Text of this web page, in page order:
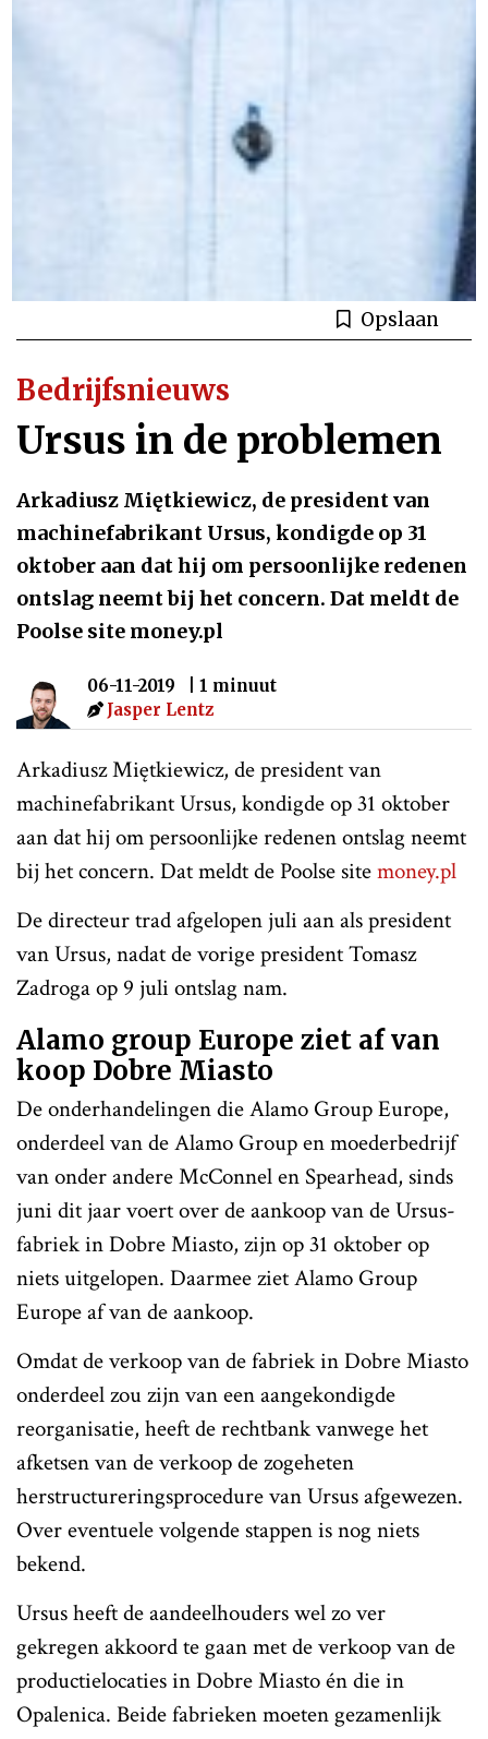
Opslaan
Bedrijfsnieuws
Ursus in de problemen
Arkadiusz Miętkiewicz, de president van
machinefabrikant Ursus, kondigde op 31
oktober aan dat hij om persoonlijke redenen
ontslag neemt bij het concern. Dat meldt de
Poolse site money.pl
06-11-2019
| 1 minuut
Jasper Lentz
Arkadiusz Miętkiewicz, de president van
machinefabrikant Ursus, kondigde op 31 oktober
aan dat hij om persoonlijke redenen ontslag neemt
bij het concern. Dat meldt de Poolse sitemoney.pl
De directeur trad afgelopen juli aan als president
van Ursus, nadat de vorige president Tomasz
Zadroga op 9 juli ontslag nam.
Alamo group Europe ziet af van
koop Dobre Miasto
De onderhandelingen die Alamo Group Europe,
onderdeel van de Alamo Group en moederbedrijf
van onder andere McConnel en Spearhead, sinds
juni dit jaar voert over de aankoop van de Ursus-
fabriek in Dobre Miasto, zijn op 31 oktober op
niets uitgelopen. Daarmee ziet Alamo Group
Europe af van de aankoop.
Omdat de verkoop van de fabriek in Dobre Miasto
onderdeel zou zijn van een aangekondigde
reorganisatie, heeft de rechtbank vanwege het
afketsen van de verkoop de zogeheten
herstructureringsprocedure van Ursus afgewezen.
Over eventuele volgende stappen is nog niets
bekend.
Ursus heeft de aandeelhouders wel zo ver
gekregen akkoord te gaan met de verkoop van de
productielocaties in Dobre Miasto én die in
Opalenica. Beide fabrieken moeten gezamenlijk